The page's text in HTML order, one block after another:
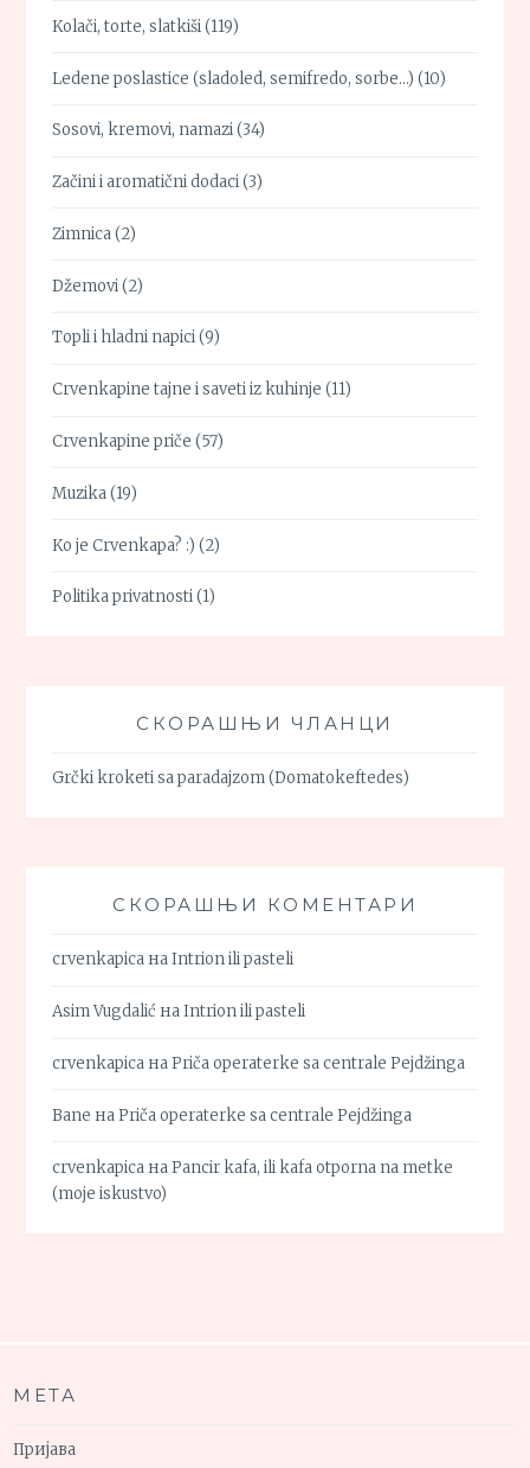
Kolači, torte, slatkiši(119)
Ledene poslastice (sladoled, semifredo, sorbe…) (10)
Sosovi, kremovi, namazi(34)
Začini i aromatični dodaci(3)
Zimnica(2)
Džemovi(2)
Topli i hladni napici(9)
Crvenkapine tajne i saveti iz kuhinje (11)
Crvenkapine priče (57)
Muzika(19)
Ko je Crvenkapa? :) (2)
Politika privatnosti(1)
СКОРАШЊИ ЧЛАНЦИ
Grčki kroketi sa paradajzom (Domatokeftedes)
СКОРАШЊИ КОМЕНТАРИ
crvenkapica наIntrion ili pasteli
Asim Vugdalić наIntrion ili pasteli
crvenkapica наPriča operaterke sa centrale Pejdžinga
Bane наPriča operaterke sa centrale Pejdžinga
crvenkapica наPancir kafa, ili kafa otporna na metke
(moje iskustvo)
МЕТА
Пријава